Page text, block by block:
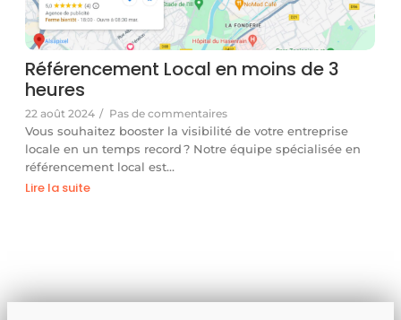
Référencement Local en moins de 3
heures
22 août 2024 / Pas de commentaires
Vous souhaitez booster la visibilité de votre entreprise
locale en un temps record ? Notre équipe spécialisée en
référencement local est…
Lire la suite